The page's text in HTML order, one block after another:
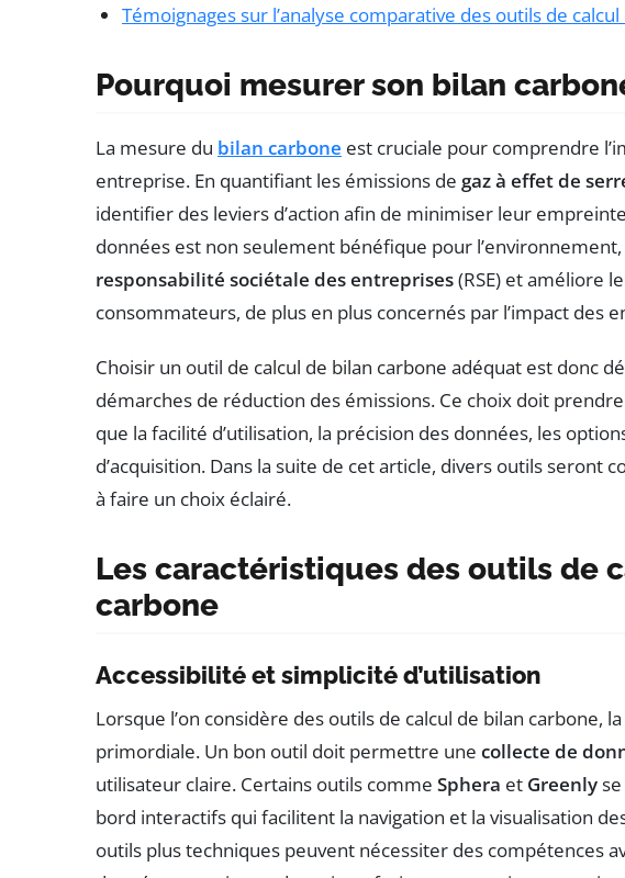
Témoignages sur l’analyse comparative des outils de
Pourquoi mesurer son bilan
La mesure du bilan carbone est cruciale pour comprendre
entreprise. En quantifiant les émissions de gaz à effet de
identifier des leviers d’action afin de minimiser leur
données est non seulement bénéfique pour
responsabilité sociétale des entreprises(RSE) et améliore
consommateurs, de plus en plus concernés par l’impact des
Choisir un outil de calcul de bilan carbone adéquat est donc
démarches de réduction des émissions. Ce choix doit
que la facilité d’utilisation, la précision des données, les
d’acquisition. Dans la suite de cet article, divers outils seront
à faire un choix éclairé.
Les caractéristiques des outils de
carbone
Accessibilité et simplicité d’utilisation
Lorsque l’on considère des outils de calcul de bilan carbone, la
primordiale. Un bon outil doit permettre une collecte de
utilisateur claire. Certains outils comme Sphera et Greenly
bord interactifs qui facilitent la navigation et la visualisation
outils plus techniques peuvent nécessiter des compétences